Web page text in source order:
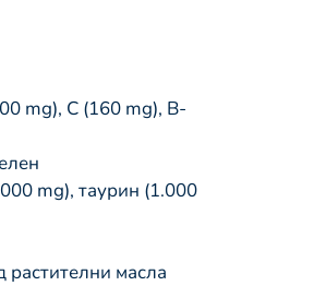
mg), C (160 mg), B-
mg), таурин (1.000
масла